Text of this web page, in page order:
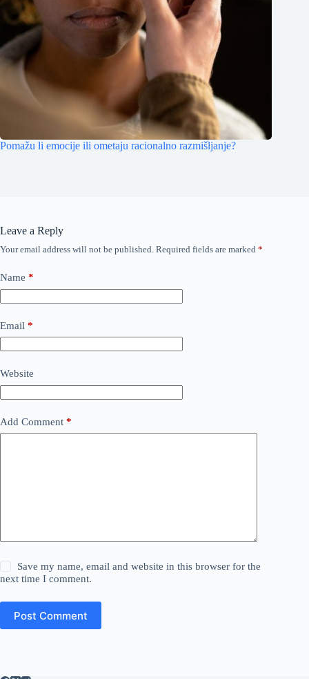
Pomažu li emocije ili ometaju racionalno razmišljanje?
Leave a Reply
Your email address will not be published. Required fields are marked *
Name *
Email *
Website
Add Comment *
Save my name, email and website in this browser for the
next time I comment.
Post Comment